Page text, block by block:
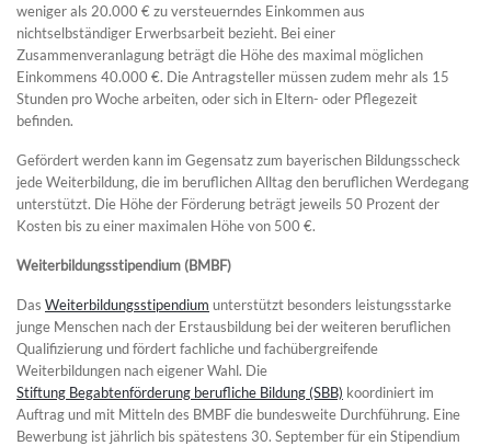
weniger als 20.000 € zu versteuerndes Einkommen aus
nichtselbständiger Erwerbsarbeit bezieht. Bei einer
Zusammenveranlagung beträgt die Höhe des maximal möglichen
Einkommens 40.000 €. Die Antragsteller müssen zudem mehr als 15
Stunden pro Woche arbeiten, oder sich in Eltern- oder Pflegezeit
befinden.
Gefördert werden kann im Gegensatz zum bayerischen Bildungsscheck
jede Weiterbildung, die im beruflichen Alltag den beruflichen Werdegang
unterstützt. Die Höhe der Förderung beträgt jeweils 50 Prozent der
Kosten bis zu einer maximalen Höhe von 500 €.
Weiterbildungsstipendium (BMBF)
Das Weiterbildungsstipendium unterstützt besonders leistungsstarke
junge Menschen nach der Erstausbildung bei der weiteren beruflichen
Qualifizierung und fördert fachliche und fachübergreifende
Weiterbildungen nach eigener Wahl. Die
Stiftung Begabtenförderung berufliche Bildung (SBB) koordiniert im
Auftrag und mit Mitteln des BMBF die bundesweite Durchführung. Eine
Bewerbung ist jährlich bis spätestens 30. September für ein Stipendium